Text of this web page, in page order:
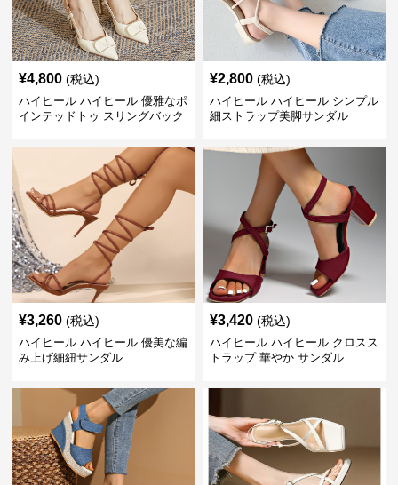
¥4,800 (税込)
ハイヒール ハイヒール 優雅なポ
インテッドトゥ スリングバック
¥2,800 (税込)
ハイヒール ハイヒール シンプル
細ストラップ美脚サンダル
¥3,260 (税込)
ハイヒール ハイヒール 優美な編
み上げ細紐サンダル
¥3,420 (税込)
ハイヒール ハイヒール クロスス
トラップ 華やか サンダル